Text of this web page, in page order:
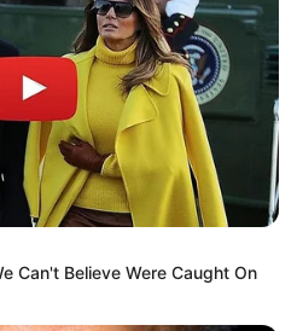
Can't Believe Were Caught On